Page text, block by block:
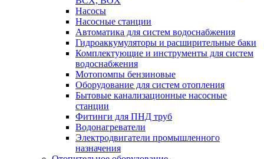
Насосы
Насосные станции
Автоматика для систем водоснабжения
Гидроаккумуляторы и расширительные баки
Комплектующие и инструменты для систем
водоснабжения
Мотопомпы бензиновые
Оборудование для систем отопления
Бытовые канализационные насосные
станции
Фитинги для ПНД труб
Водонагреватели
Электродвигатели промышленного
назначения